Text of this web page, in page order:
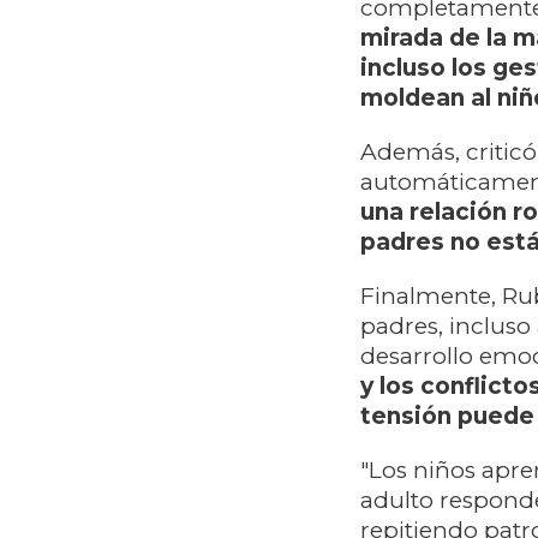
mirada de la
incluso los
moldean al
Además,
una relación
padres no
Finalmente,
padres,
desarrollo
y los
tensión
"Los niños
adulto
repitiendo